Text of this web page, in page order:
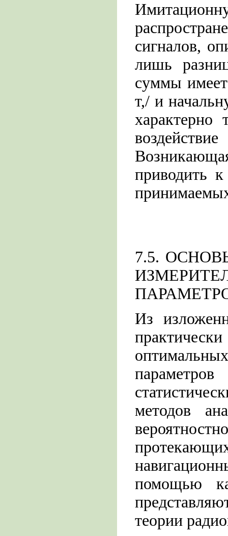
сигналов,
лишь
суммы
т,/ и
приводить
7.5.
Из
методов
помощью
теории